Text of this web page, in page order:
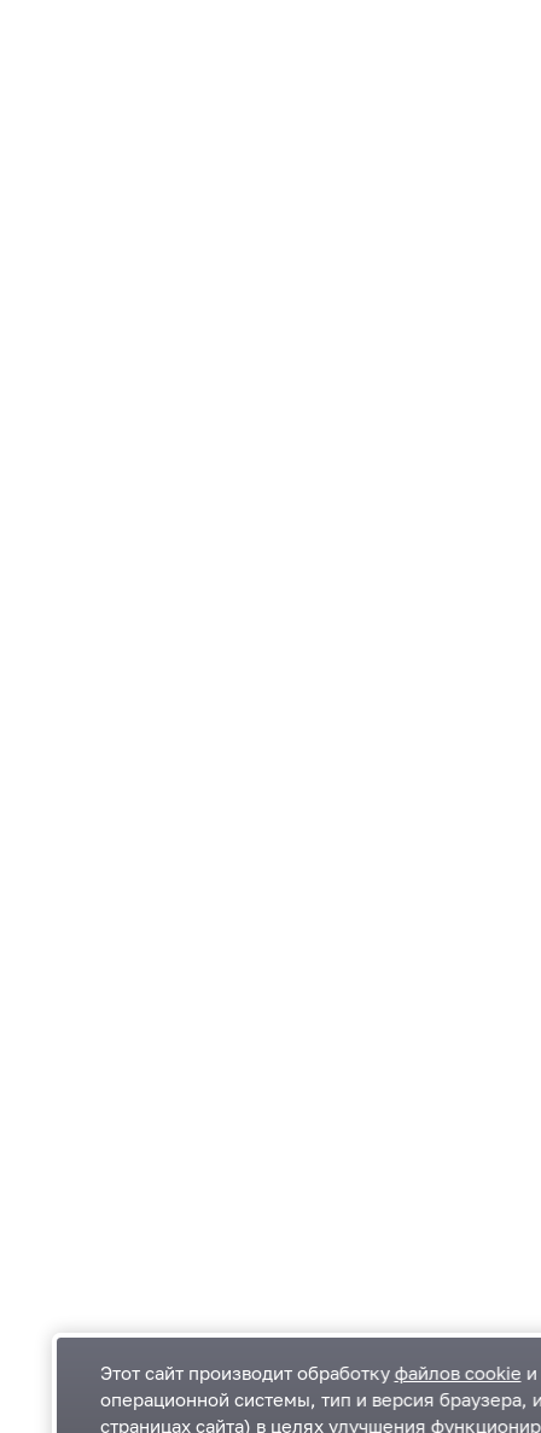
Этот сайт производит обработку файлов cookie
операционной системы, тип и версия браузера,
страницах сайта) в целях улучшения